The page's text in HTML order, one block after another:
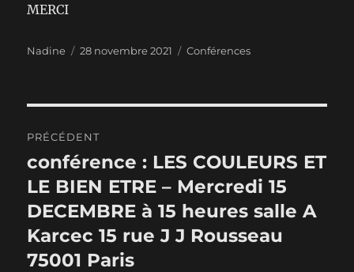
MERCI
Auteur
Nadine
Publié
28 novembre 2021 Catégories
Conférences
de
l’article
PRÉCÉDENT
Publication
précédente :
conférence : LES COULEURS ET
LE BIEN ETRE – Mercredi 15
DECEMBRE à 15 heures salle A
Karcec 15 rue J J Rousseau
75001 Paris